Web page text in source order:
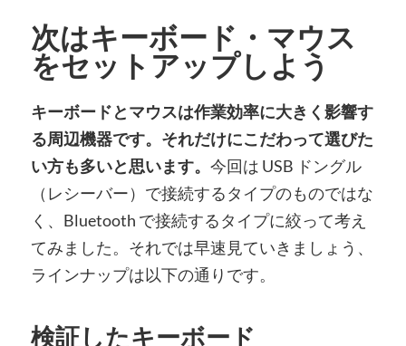
次はキーボード・マウス
をセットアップしよう
キーボードとマウスは作業効率に大きく影響す
る周辺機器です。それだけにこだわって選びた
い方も多いと思います。 今回は USB ドングル
（レシーバー）で接続するタイプのものではな
く、Bluetooth で接続するタイプに絞って考え
てみました。それでは早速見ていきましょう、
ラインナップは以下の通りです。
検証したキーボード